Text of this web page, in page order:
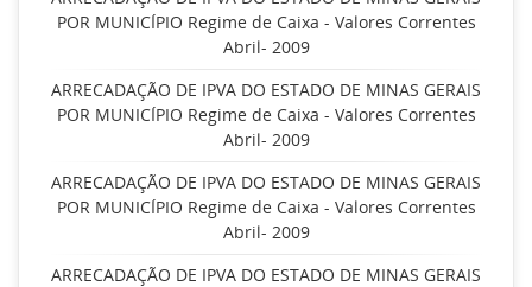
POR MUNICÍPIO Regime de Caixa - Valores Correntes
Abril- 2009
ARRECADAÇÃO DE IPVA DO ESTADO DE MINAS GERAIS
POR MUNICÍPIO Regime de Caixa - Valores Correntes
Abril- 2009
ARRECADAÇÃO DE IPVA DO ESTADO DE MINAS GERAIS
POR MUNICÍPIO Regime de Caixa - Valores Correntes
Abril- 2009
ARRECADAÇÃO DE IPVA DO ESTADO DE MINAS GERAIS